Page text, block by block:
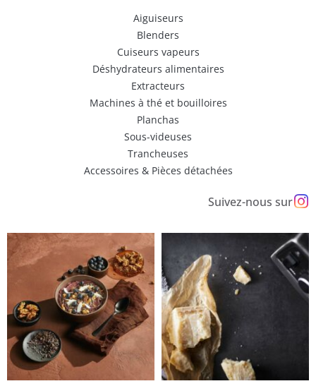
Aiguiseurs
Blenders
Cuiseurs vapeurs
Déshydrateurs alimentaires
Extracteurs
Machines à thé et bouilloires
Planchas
Sous-videuses
Trancheuses
Accessoires & Pièces détachées
Suivez-nous sur